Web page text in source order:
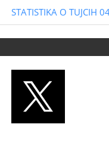
Next
Post:
STATISTIKA O TUJCIH